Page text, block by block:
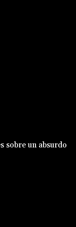
sobre un absurdo